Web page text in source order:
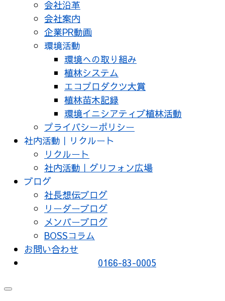
会社沿革
会社案内
企業PR動画
環境活動
環境への取り組み
植林システム
エコプロダクツ大賞
植林苗木記録
環境イニシアティブ植林活動
プライバシーポリシー
社内活動｜リクルート
リクルート
社内活動｜グリフォン広場
ブログ
社長想伝ブログ
リーダーブログ
メンバーブログ
BOSSコラム
お問い合わせ
0166-83-0005
メ